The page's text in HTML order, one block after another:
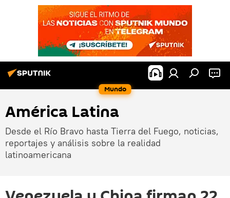
Mundo
América Latina
Desde el Río Bravo hasta Tierra del Fuego, noticias,
reportajes y análisis sobre la realidad
latinoamericana